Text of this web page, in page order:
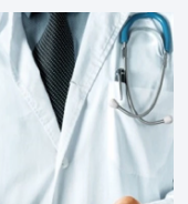
واضحة وطموحات كبيرة.
الملك محمد السادس،
المستويات.غير أن […]